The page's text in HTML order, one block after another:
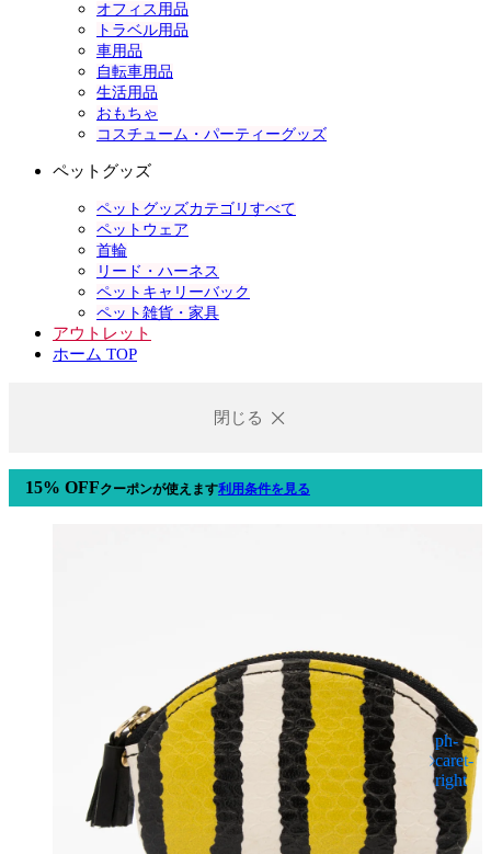
オフィス用品
トラベル用品
車用品
自転車用品
生活用品
おもちゃ
コスチューム・パーティーグッズ
ペットグッズ
ペットグッズカテゴリすべて
ペットウェア
首輪
リード・ハーネス
ペットキャリーバック
ペット雑貨・家具
アウトレット
ホーム TOP
閉じる
15% OFFクーポンが使えます利用条件を見る